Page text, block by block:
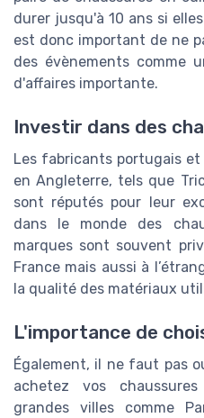
durer jusqu'à 10 ans si
est donc important de ne
des évènements comme
d'affaires importante.
Investir dans des
Les fabricants portugais
en Angleterre, tels que
sont réputés pour leur
dans le monde des
marques sont souvent
France mais aussi à
la qualité des matériaux
L'importance de
Également, il ne faut pas
achetez vos
grandes villes comme